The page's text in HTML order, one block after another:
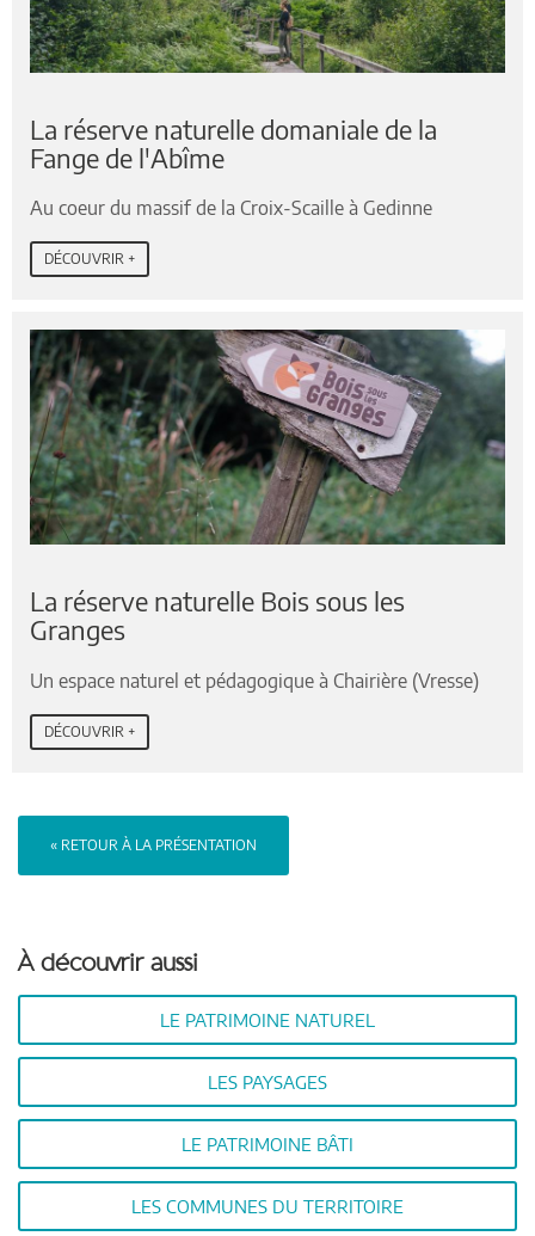
La réserve naturelle domaniale de la
Fange de l'Abîme
Au coeur du massif de la Croix-Scaille à Gedinne
DÉCOUVRIR +
La réserve naturelle Bois sous les
Granges
Un espace naturel et pédagogique à Chairière (Vresse)
DÉCOUVRIR +
« RETOUR À LA PRÉSENTATION
À découvrir aussi
LE PATRIMOINE NATUREL
LES PAYSAGES
LE PATRIMOINE BÂTI
LES COMMUNES DU TERRITOIRE